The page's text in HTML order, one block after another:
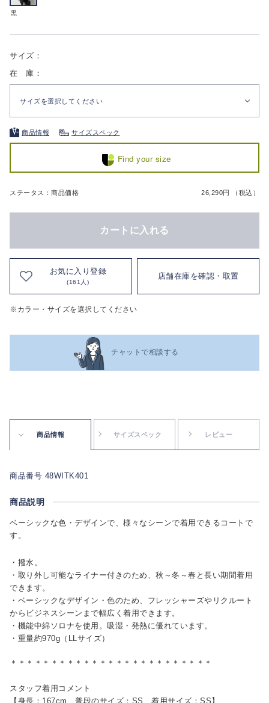
黒
サイズ：
在 庫：
サイズを選択してください
商品情報 サイズスペック
Find your size
ステータス：商品価格 26,290円 （税込）
カートに入れる
お気に入り登録
(161人)
店舗在庫を確認・取置
※カラー・サイズを選択してください
チャットで相談する
商品情報 サイズスペック レビュー
商品番号 48WITK401
商品説明
ベーシックな色・デザインで、様々なシーンで着用できるコートで
す。
・撥水。
・取り外し可能なライナー付きのため、秋～冬～春と長い期間着用
できます。
・ベーシックなデザイン・色のため、フレッシャーズやリクルート
からビジネスシーンまで幅広く着用できます。
・機能中綿ソロナを使用。吸湿・発熱に優れています。
・重量約970g（LLサイズ）
＊＊＊＊＊＊＊＊＊＊＊＊＊＊＊＊＊＊＊＊＊＊＊＊＊
スタッフ着用コメント
【身長：167cm 普段のサイズ：SS 着用サイズ：SS】